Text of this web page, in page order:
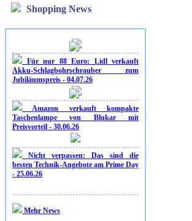
Shopping News
Für nur 88 Euro: Lidl verkauft
Akku-Schlagbohrschrauber zum
Jubiläumspreis - 04.07.26
Amazon verkauft kompakte
Taschenlampe von Blukar mit
Preisvorteil - 30.06.26
Nicht verpassen: Das sind die
besten Technik-Angebote am Prime Day
- 25.06.26
Mehr News